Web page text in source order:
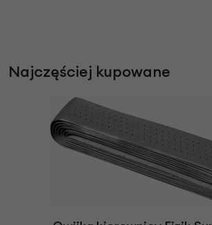
Najczęściej kupowane